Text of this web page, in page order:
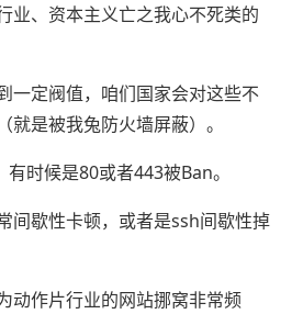
业、资本主义亡之我心不死类的
一定阀值，咱们国家会对这些不
就是被我兔防火墙屏蔽）。
时候是80或者443被Ban。
间歇性卡顿，或者是ssh间歇性掉
动作片行业的网站挪窝非常频